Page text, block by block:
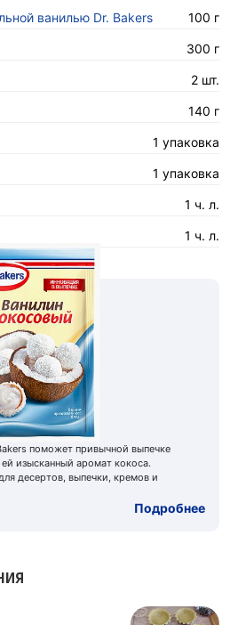
ванилью Dr. Bakers 100 г
300 г
2 шт.
140 г
1 упаковка
1 упаковка
1 ч. л.
1 ч. л.
поможет привычной выпечке
изысканный аромат кокоса.
десертов, выпечки, кремов и
Подробнее